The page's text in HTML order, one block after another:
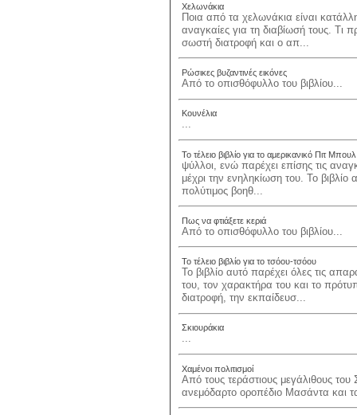
Χελωνάκια
Ποια από τα χελωνάκια είναι
αναγκαίες για τη διαβίωσή τους. Τι
σωστή διατροφή και ο απ...
Ρώσικες βυζαντινές εικόνες
Από το οπισθόφυλλο του βιβλίου...
Κουνέλια
...
Το τέλειο βιβλίο για το αμερικανικό Πιτ Μπουλ
ψύλλοι, ενώ παρέχει επίσης τις
μέχρι την ενηληκίωση του. Το βιβλίο
πολύτιμος βοηθ...
Πως να φτιάξετε κεριά
Από το οπισθόφυλλο του βιβλίου...
Το τέλειο βιβλίο για το τσόου-τσόου
Το βιβλίο αυτό παρέχει όλες τις
του, τον χαρακτήρα του και το
διατροφή, την εκπαίδευσ...
Σκιουράκια
...
Χαμένοι πολιτισμοί
Από τους τεράστιους μεγάλιθους
ανεμόδαρτο οροπέδιο Μασάντα και